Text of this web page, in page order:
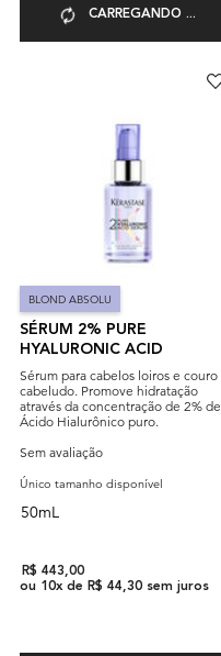
CARREGANDO ...
BLOND ABSOLU
SÉRUM 2% PURE
HYALURONIC ACID
Sérum para cabelos loiros e couro
cabeludo. Promove hidratação
através da concentração de 2% de
Ácido Hialurônico puro.
Sem avaliação
Único tamanho disponível
50mL
R$ 443,00
ou 10x deR$ 44,30 sem juros